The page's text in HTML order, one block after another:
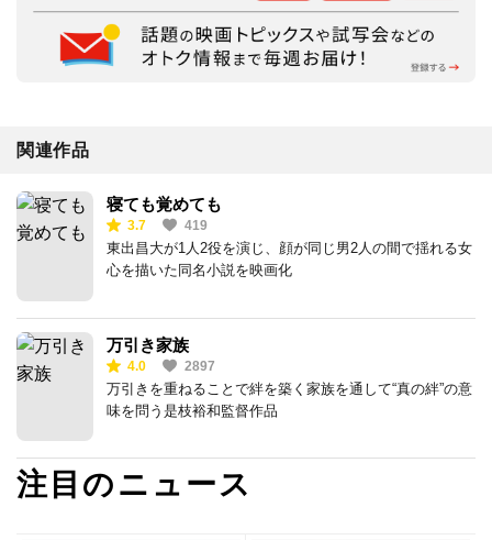
関連作品
寝ても覚めても
3.7 419
東出昌大が1人2役を演じ、顔が同じ男2人の間で揺れる女
心を描いた同名小説を映画化
万引き家族
4.0 2897
万引きを重ねることで絆を築く家族を通して“真の絆”の意
味を問う是枝裕和監督作品
注目のニュース